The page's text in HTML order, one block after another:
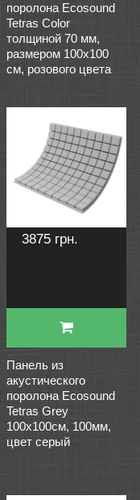
поролона Ecosound
Tetras Color
толщиной 70 мм,
размером 100х100
см, розового цвета
3875 грн.
Панель из
акустического
поролона Ecosound
Tetras Grey
100x100см, 100мм,
цвет серый